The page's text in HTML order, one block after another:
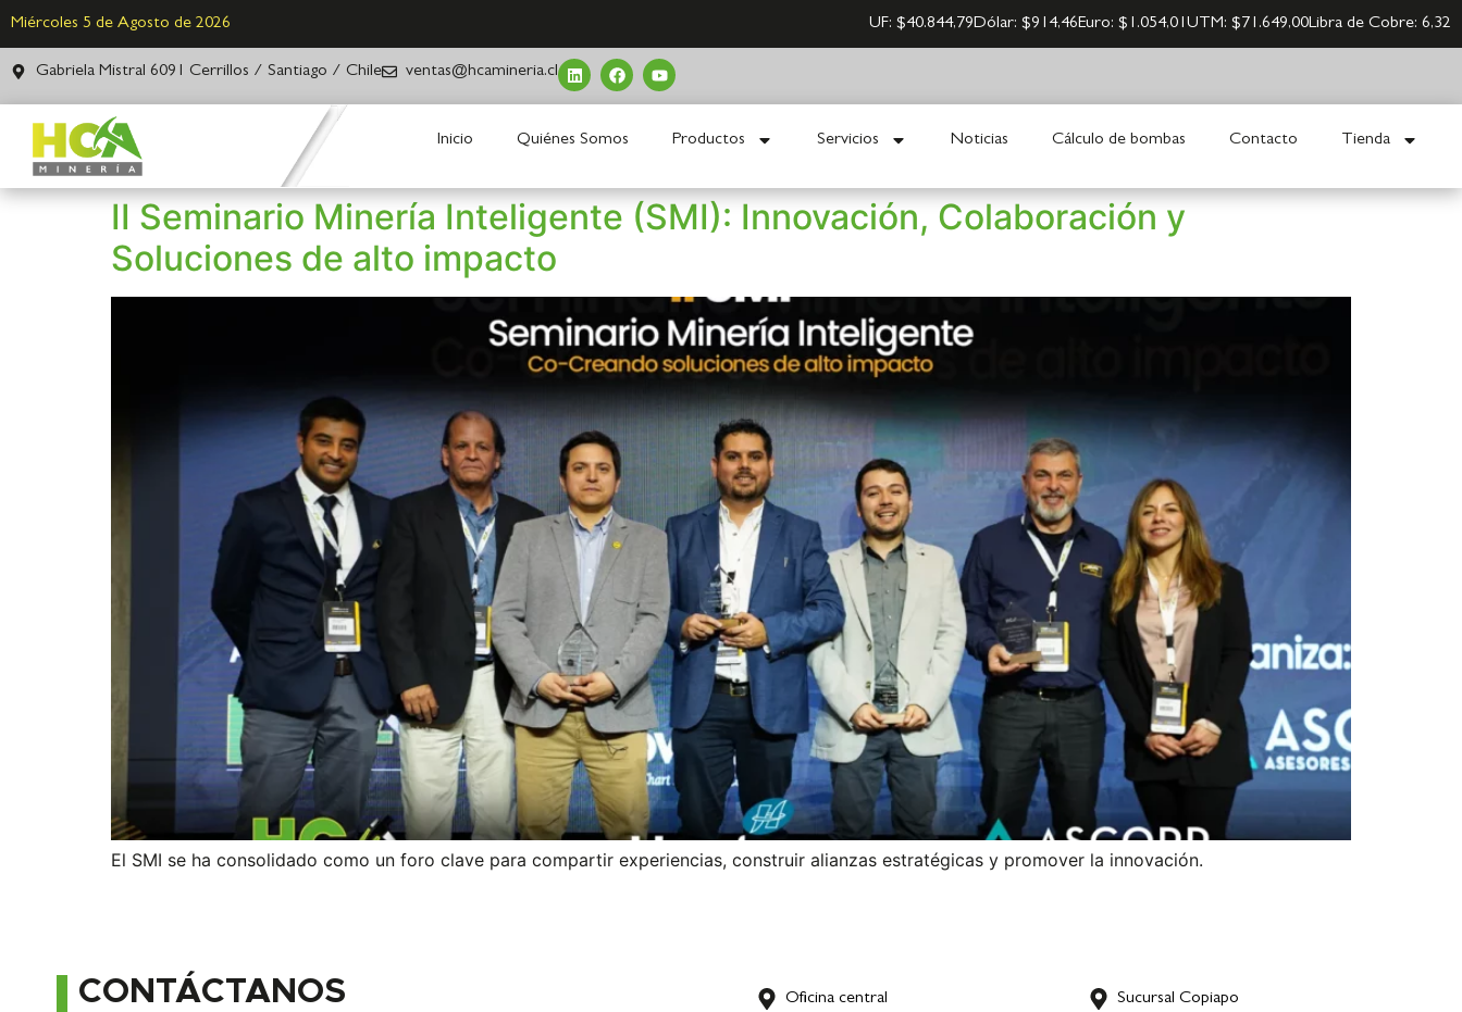
Miércoles 5 de Agosto de 2026 UF: $40.844,79Dólar: $914,46Euro: $1.054,01UTM: $71.649,00Libra de Cobre: 6,32
Gabriela Mistral 6091 Cerrillos / Santiago / Chile ventas@hcamineria.cl
Inicio Quiénes Somos Productos Servicios Noticias Cálculo de bombas Contacto Tienda
II Seminario Minería Inteligente (SMI): Innovación, Colaboración y
Soluciones de alto impacto
El SMI se ha consolidado como un foro clave para compartir experiencias, construir alianzas estratégicas y promover la innovación.
CONTÁCTANOS
Oficina central
Sucursal Copiapo